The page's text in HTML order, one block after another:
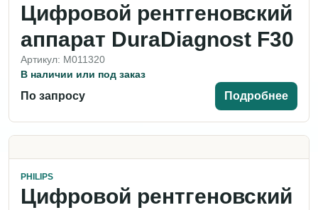
Цифровой рентгеновский
аппарат DuraDiagnost F30
Артикул: M011320
В наличии или под заказ
По запросу Подробнее
PHILIPS
Цифровой рентгеновский